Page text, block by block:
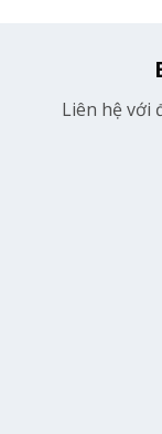
Liên hệ với